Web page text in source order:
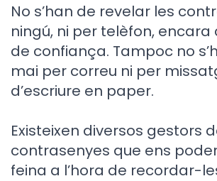
No s’han de revelar les
ningú, ni per telèfon, encara
de confiança. Tampoc no
mai per correu ni per
d’escriure en paper.
Existeixen diversos gestors
contrasenyes que ens
feina a l’hora de recordar-